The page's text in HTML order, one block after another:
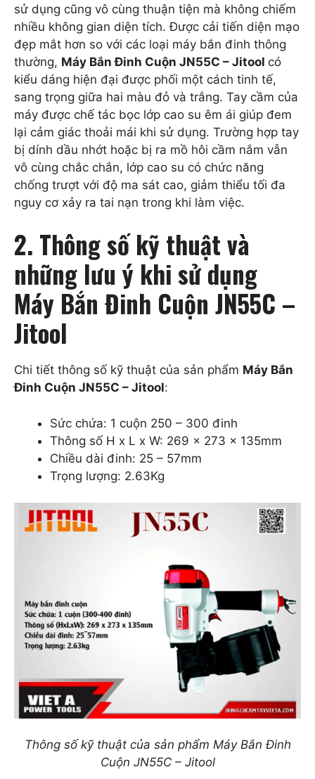
sử dụng cũng vô cùng thuận tiện mà không chiếm
nhiều không gian diện tích. Được cải tiến diện mạo
đẹp mắt hơn so với các loại máy bắn đinh thông
thường, Máy Bắn Đinh Cuộn JN55C – Jitool có
kiểu dáng hiện đại được phối một cách tinh tế,
sang trọng giữa hai màu đỏ và trắng. Tay cầm của
máy được chế tác bọc lớp cao su êm ái giúp đem
lại cảm giác thoải mái khi sử dụng. Trường hợp tay
bị dính dầu nhớt hoặc bị ra mồ hôi cầm nắm vẫn
vô cùng chắc chắn, lớp cao su có chức năng
chống trượt với độ ma sát cao, giảm thiểu tối đa
nguy cơ xảy ra tai nạn trong khi làm việc.
2. Thông số kỹ thuật và
những lưu ý khi sử dụng
Máy Bắn Đinh Cuộn JN55C –
Jitool
Chi tiết thông số kỹ thuật của sản phẩm Máy Bắn
Đinh Cuộn JN55C – Jitool:
Sức chứa: 1 cuộn 250 – 300 đinh
Thông số H x L x W: 269 x 273 x 135mm
Chiều dài đinh: 25 – 57mm
Trọng lượng: 2.63Kg
Thông số kỹ thuật của sản phẩm Máy Bắn Đinh
Cuộn JN55C – Jitool